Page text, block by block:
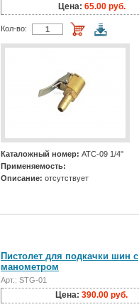
Цена: 65.00 руб.
Кол-во:
Каталожный номер: АТС-09 1/4"
Применяемость:
Описание: отсутствует
Пистолет для подкачки шин с
манометром
Арт.: STG-01
Цена: 390.00 руб.